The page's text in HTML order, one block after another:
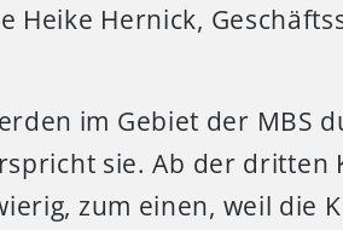
Heike Hernick,
im Gebiet der MBS
sie. Ab der dritten
zum einen, weil die